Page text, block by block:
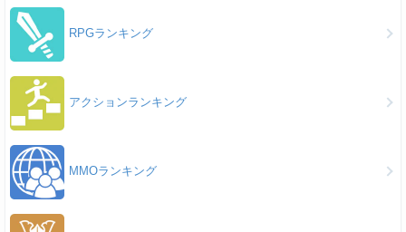
RPGランキング
アクションランキング
MMOランキング